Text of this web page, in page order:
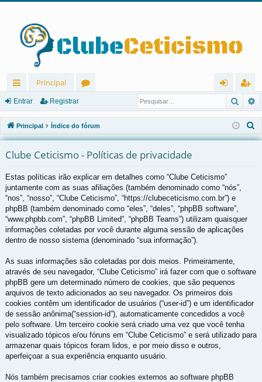
in
ks
rá
pi
d
os
Principal
u
ns
ra
r
eg
ist
ra
Entrar Registrar
Principal Índice do fórum
e
Clube Ceticismo - Políticas de privacidade
Estas políticas irão explicar em detalhes como “Clube Ceticismo”
juntamente com as suas afiliações (também denominado como “nós”,
“nos”, “nosso”, “Clube Ceticismo”, “https://clubeceticismo.com.br”) e
phpBB (também denominado como “eles”, “deles”, “phpBB software”,
“www.phpbb.com”, “phpBB Limited”, “phpBB Teams”) utilizam quaisquer
informações coletadas por você durante alguma sessão de aplicações
dentro de nosso sistema (denominado “sua informação”).
As suas informações são coletadas por dois meios. Primeiramente,
através de seu navegador, “Clube Ceticismo” irá fazer com que o software
phpBB gere um determinado número de cookies, que são pequenos
arquivos de texto adicionados ao seu navegador. Os primeiros dois
cookies contêm um identificador de usuários (“user-id”) e um identificador
de sessão anônima(“session-id”), automaticamente concedidos a você
pelo software. Um terceiro cookie será criado uma vez que você tenha
visualizado tópicos e/ou fóruns em “Clube Ceticismo” e será utilizado para
armazenar quais tópicos foram lidos, e por meio disso e outros,
aperfeiçoar a sua experiência enquanto usuário.
Nós também precisamos criar cookies externos ao software phpBB